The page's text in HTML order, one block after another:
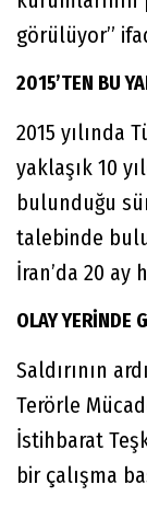
görülüyor”
2015’TEN BU
2015 yılında
yaklaşık 10
bulunduğu
talebinde
İran’da 20 ay
OLAY YERİNDE
Saldırının
Terörle
İstihbarat
bir çalışma